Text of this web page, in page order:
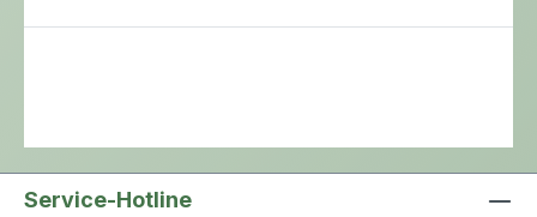
Service-Hotline